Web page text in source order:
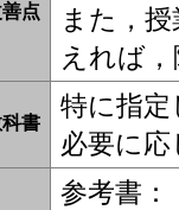
点
また，
えれば
書
特に指
必要に
参考書：